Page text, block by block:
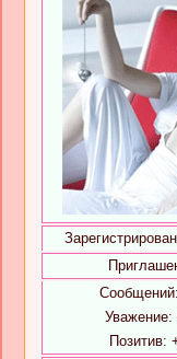
Зарегистрирован
Сообщений:
Уважение:
Позитив: